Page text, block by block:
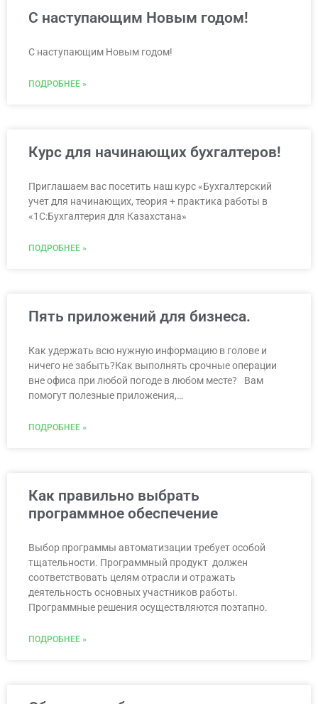
С наступающим Новым годом!
С наступающим Новым годом!
ПОДРОБНЕЕ »
Курс для начинающих бухгалтеров!
Приглашаем вас посетить наш курс «Бухгалтерский
учет для начинающих, теория + практика работы в
«1С:Бухгалтерия для Казахстана»
ПОДРОБНЕЕ »
Пять приложений для бизнеса.
Как удержать всю нужную информацию в голове и
ничего не забыть?Как выполнять срочные операции
вне офиса при любой погоде в любом месте?⠀Вам
помогут полезные приложения,…
ПОДРОБНЕЕ »
Как правильно выбрать
программное обеспечение
Выбор программы автоматизации требует особой
тщательности. Программный продукт должен
соответствовать целям отрасли и отражать
деятельность основных участников работы.
Программные решения осуществляются поэтапно.
ПОДРОБНЕЕ »